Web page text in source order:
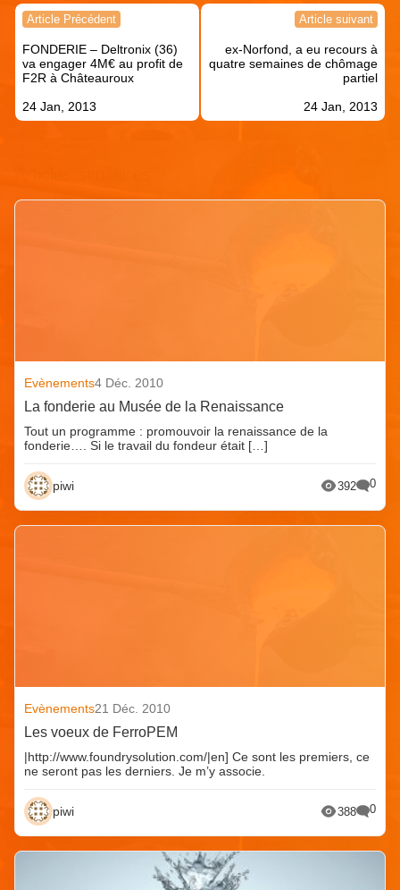
Navigation
l’article
Article Précédent
FONDERIE – Deltronix (36)
va engager 4M€ au profit de
F2R à Châteauroux
24 Jan, 2013
Article suivant
ex-Norfond, a eu recours à
quatre semaines de chômage
partiel
24 Jan, 2013
Evènements4 Déc. 2010
La fonderie au Musée de la Renaissance
Tout un programme : promouvoir la renaissance de la
fonderie…. Si le travail du fondeur était […]
piwi 392 0
Evènements21 Déc. 2010
Les voeux de FerroPEM
|http://www.foundrysolution.com/|en] Ce sont les premiers, ce
ne seront pas les derniers. Je m’y associe.
piwi 388 0